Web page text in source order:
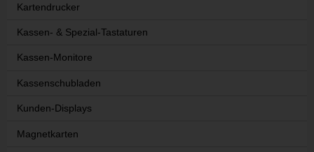
Kartendrucker
Kassen- & Spezial-Tastaturen
Kassen-Monitore
Kassenschubladen
Kunden-Displays
Magnetkarten